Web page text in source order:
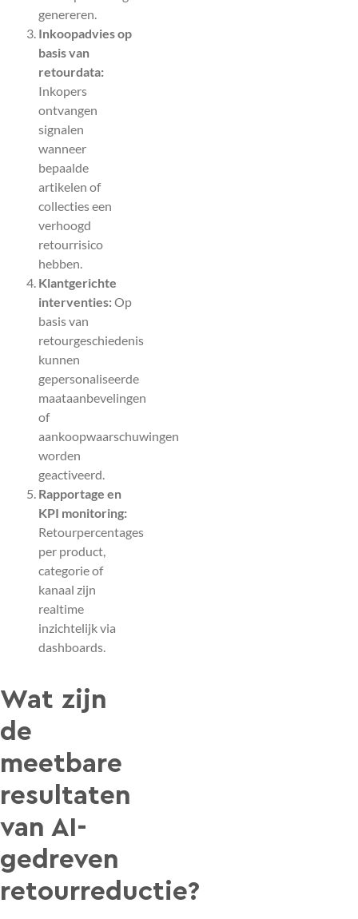
genereren.
Inkoopadvies op
basis van
retourdata:
Inkopers
ontvangen
signalen
wanneer
bepaalde
artikelen of
collecties een
verhoogd
retourrisico
hebben.
Klantgerichte
interventies:Op
basis van
retourgeschiedenis
kunnen
gepersonaliseerde
maataanbevelingen
of
aankoopwaarschuwingen
worden
geactiveerd.
Rapportage en
KPI monitoring:
Retourpercentages
per product,
categorie of
kanaal zijn
realtime
inzichtelijk via
dashboards.
Wat zijn
de
meetbare
resultaten
van AI-
gedreven
retourreductie?